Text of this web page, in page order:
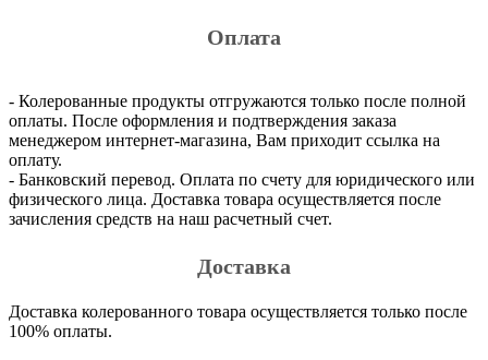
Оплата
- Колерованные продукты отгружаются только после полной
оплаты. После оформления и подтверждения заказа
менеджером интернет-магазина, Вам приходит ссылка на
оплату.
- Банковский перевод. Оплата по счету для юридического или
физического лица. Доставка товара осуществляется после
зачисления средств на наш расчетный счет.
Доставка
Доставка колерованного товара осуществляется только после
100% оплаты.